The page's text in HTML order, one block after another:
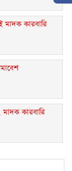
মাদক কারবারি
কারবারি